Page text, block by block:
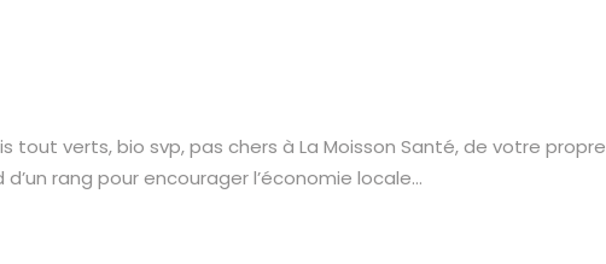
tout verts, bio svp, pas chers à La Moisson Santé, de votre propre
d’un rang pour encourager l’économie locale…